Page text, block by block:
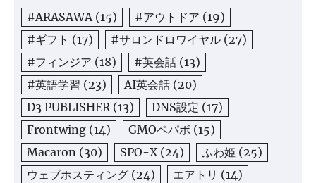
#ARASAWA(15) #アウトドア (19)
#ギフト (17) #サロンドロワイヤル (27)
#フィンジア (18) #英会話 (13)
#英語学習 (23) AI英会話 (20)
D3 PUBLISHER(13) DNS設定 (17)
Frontwing (14) GMOペパボ (15)
Macaron (30) SPO-X(24) ふわ姫 (25)
ウェブホスティング (24) エアトリ (14)